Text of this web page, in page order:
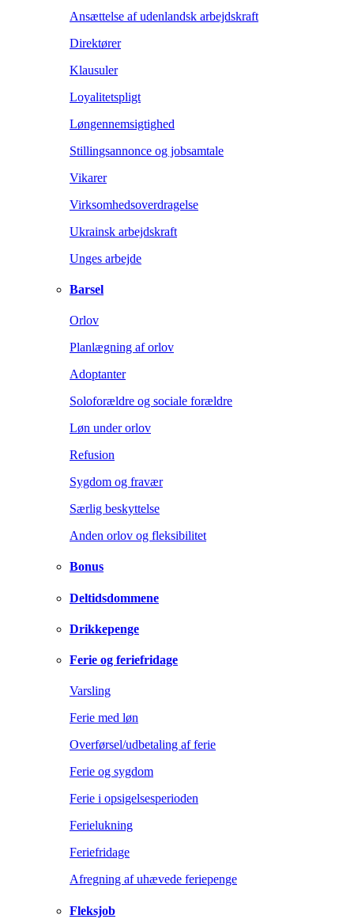
Ansættelse af udenlandsk arbejdskraft
Direktører
Klausuler
Loyalitetspligt
Løngennemsigtighed
Stillingsannonce og jobsamtale
Vikarer
Virksomhedsoverdragelse
Ukrainsk arbejdskraft
Unges arbejde
Barsel
Orlov
Planlægning af orlov
Adoptanter
Soloforældre og sociale forældre
Løn under orlov
Refusion
Sygdom og fravær
Særlig beskyttelse
Anden orlov og fleksibilitet
Bonus
Deltidsdommene
Drikkepenge
Ferie og feriefridage
Varsling
Ferie med løn
Overførsel/udbetaling af ferie
Ferie og sygdom
Ferie i opsigelsesperioden
Ferielukning
Feriefridage
Afregning af uhævede feriepenge
Fleksjob